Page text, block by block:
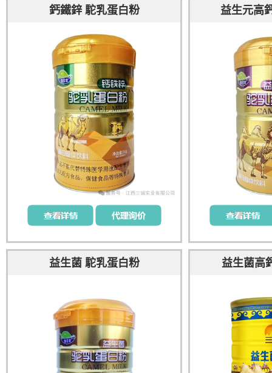
鈣鐵鋅 駝乳蛋白粉 益生元高
益生菌 駝乳蛋白粉 益生菌高